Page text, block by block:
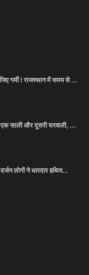
गर्मी ! राजस्थान में समय से ...
एक साली और दूसरी घरवाली, ...
लोगों ने धारदार हथिय...